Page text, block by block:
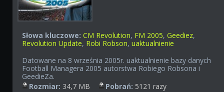
Słowa kluczowe: CM Revolution, FM 2005,Geediez,
Revolution Update, Robi Robson,uaktualnienie
Datowane na 8 września 2005r. uaktualnienie bazy danych
Football Managera 2005 autorstwa Robiego Robsona i
GeedieZa.
Rozmiar: 34,7 MB Pobrań: 5121 razy